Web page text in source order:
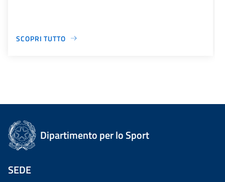
SCOPRI TUTTO
Dipartimento per lo Sport
SEDE